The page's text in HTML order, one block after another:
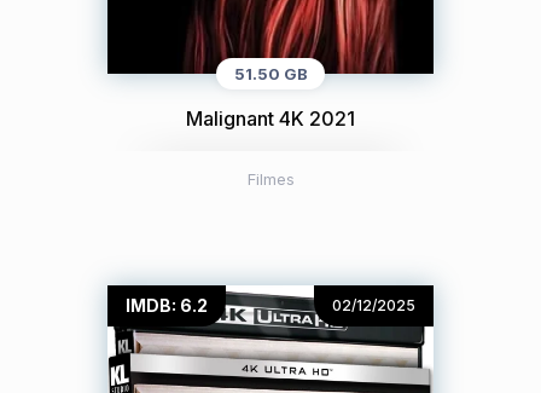
51.50 GB
Malignant 4K 2021
Filmes
IMDB: 6.2 02/12/2025